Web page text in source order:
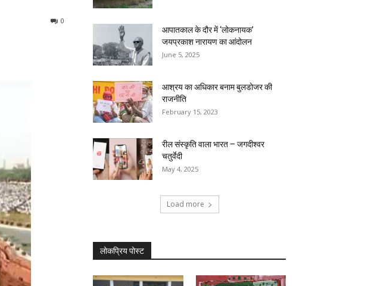
0
आपातकाल के दौर में ‘लोकनायक’
जयप्रकाश नारायण का आंदोलन
June 5, 2025
आश्रय का अधिकार बनाम बुलडोजर की
राजनीति
February 15, 2023
रील संस्कृति वाला भारत – जगदीश्वर
चतुर्वेदी
May 4, 2025
Load more
लोकप्रिय पोस्ट